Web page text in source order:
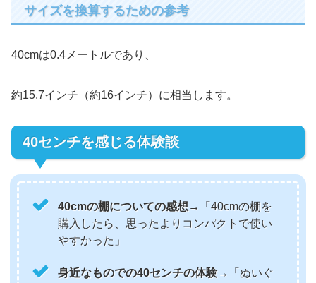
サイズを換算するための参考
40cmは0.4メートルであり、
約15.7インチ（約16インチ）に相当します。
40センチを感じる体験談
40cmの棚についての感想→「40cmの棚を
購入したら、思ったよりコンパクトで使い
やすかった」
身近なものでの40センチの体験→「ぬいぐ